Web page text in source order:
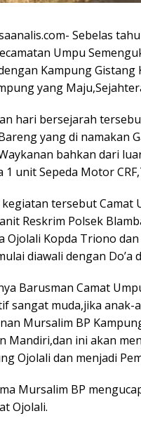
Sebelas
Umpu
Kampung
yang
hari bersejarah
yang di namakan
bahkan dari
1 unit Sepeda Motor
tersebut Camat
Reskrim Polsek
Ojolali Kopda Triono
diawali dengan
Barusman Camat
sangat muda,jika anak-
Mursalim BP
Mandiri,dan ini akan
Ojolali dan menjadi
Mursalim BP
Ojolali.